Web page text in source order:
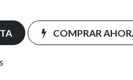
COMPRAR